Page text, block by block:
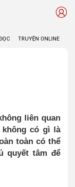
TRUYỆN ONLINE
liên quan
có gì là
toàn có thể
quyết tâm để